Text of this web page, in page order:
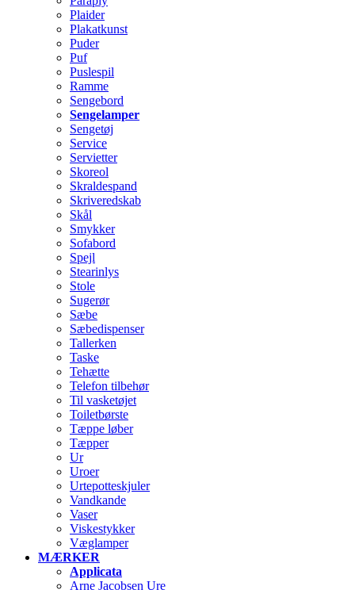
Plaider
Plakatkunst
Puder
Puf
Puslespil
Ramme
Sengebord
Sengelamper
Sengetøj
Service
Servietter
Skoreol
Skraldespand
Skriveredskab
Skål
Smykker
Sofabord
Spejl
Stearinlys
Stole
Sugerør
Sæbe
Sæbedispenser
Tallerken
Taske
Tehætte
Telefon tilbehør
Til vasketøjet
Toiletbørste
Tæppe løber
Tæpper
Ur
Uroer
Urtepotteskjuler
Vandkande
Vaser
Viskestykker
Væglamper
MÆRKER
Applicata
Arne Jacobsen Ure